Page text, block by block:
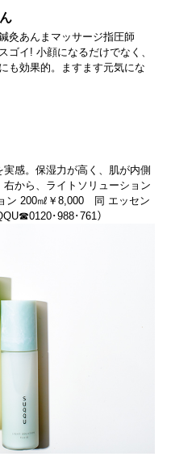
灸あんまマッサージ指圧師
ゴイ! 小顔になるだけでなく、
も効果的。ますます元気にな
実感。保湿力が高く、肌が内側
から、ライトソリューション
ン 200㎖￥8,000 同 エッセン
･988･761）